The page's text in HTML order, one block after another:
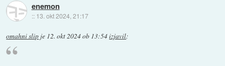
enemon
:: 13. okt 2024, 21:17
omahni slip je 12. okt 2024 ob 13:54izjavil: